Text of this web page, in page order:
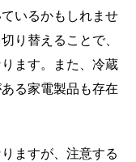
いるかもしれませ
り替えることで、
ます。また、冷蔵
る家電製品も存在
ますが、注意する